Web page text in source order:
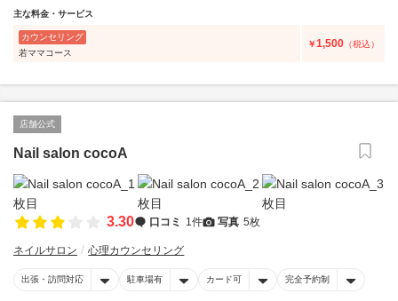
主な料金・サービス
カウンセリング
若ママコース
￥1,500 （税込）
店舗公式
Nail salon cocoA
3.30 口コミ 1件 写真 5枚
ネイルサロン 心理カウンセリング
出張・訪問対応 駐車場有 カード可 完全予約制